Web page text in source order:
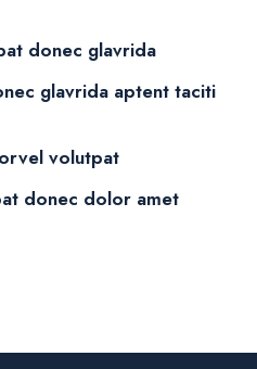
donec glavrida
glavrida aptent taciti
volutpat
donec dolor amet